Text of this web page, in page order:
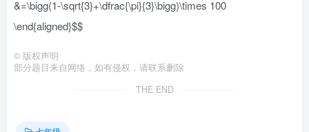
&=\bigg(1-\sqrt{3}+\dfrac{\pi}{3}\bigg)\times 100
\end{aligned}$$
© 版权声明
部分题目来自网络，如有侵权，请联系删除
THE END